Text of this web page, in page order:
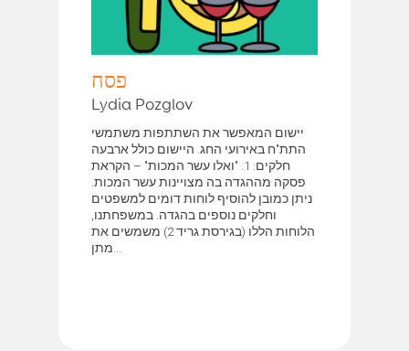
פסח
Lydia Pozglov
יישום המאפשר את השתתפות משתמשי
התת"ח באירועי החג. היישום כולל ארבעה
חלקים: 1. "ואלו עשר המכות" – הקראת
פסקה מההגדה בה מצויינות עשר המכות.
ניתן כמובן להוסיף לוחות דומים למשפטים
וחלקים נוספים בהגדה. במשפחתנו,
הלוחות הללו (בגירסת גריד 2) משמשים את